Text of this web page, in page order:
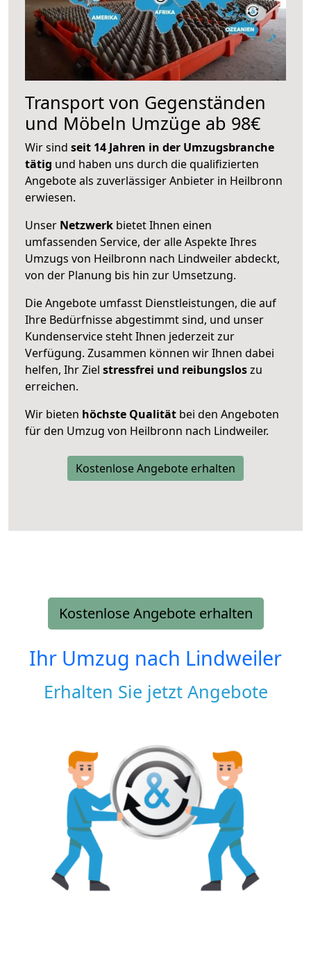
Transport von Gegenständen
und Möbeln Umzüge ab 98€
Wir sind seit 14 Jahren in der Umzugsbranche
tätig und haben uns durch die qualifizierten
Angebote als zuverlässiger Anbieter in Heilbronn
erwiesen.
Unser Netzwerk bietet Ihnen einen
umfassenden Service, der alle Aspekte Ihres
Umzugs von Heilbronn nach Lindweiler abdeckt,
von der Planung bis hin zur Umsetzung.
Die Angebote umfasst Dienstleistungen, die auf
Ihre Bedürfnisse abgestimmt sind, und unser
Kundenservice steht Ihnen jederzeit zur
Verfügung. Zusammen können wir Ihnen dabei
helfen, Ihr Ziel stressfrei und reibungsloszu
erreichen.
Wir bieten höchste Qualität bei den Angeboten
für den Umzug von Heilbronn nach Lindweiler.
Kostenlose Angebote erhalten
Kostenlose Angebote erhalten
Ihr Umzug nach Lindweiler
Erhalten Sie jetzt Angebote